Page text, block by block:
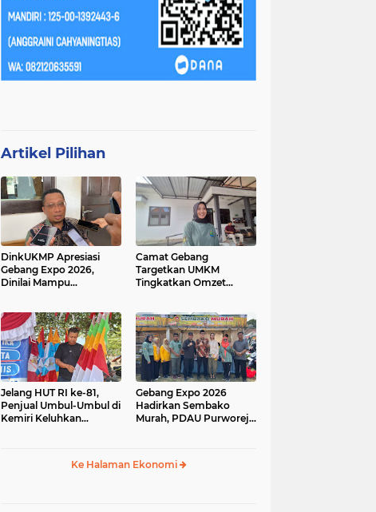
Artikel Pilihan
DinkUKMP Apresiasi
Gebang Expo 2026,
Dinilai Mampu
Lokal
Camat Gebang
Targetkan UMKM
Tingkatkan Omzet
Jelang HUT RI ke-81,
Penjual Umbul-Umbul di
Kemiri Keluhkan
Gebang Expo 2026
Hadirkan Sembako
Murah, PDAU Purworejo
Ke Halaman Ekonomi